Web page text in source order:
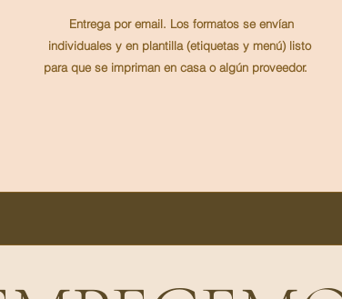
Entrega por email. Los formatos se envían
individuales y en plantilla (etiquetas y menú) listo
para que se impriman en casa o algún proveedor.